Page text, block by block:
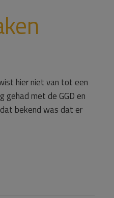
hier niet van tot een
gehad met de GGD en
bekend was dat er